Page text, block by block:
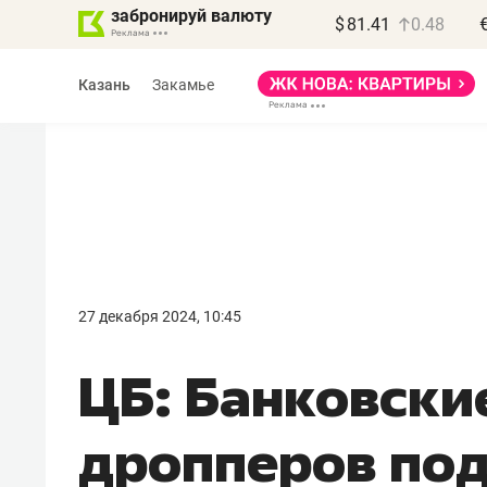
забронируй валюту $ 81.41 0.48
Казань Закамье
27 декабря 2024, 10:45
ЦБ:
дропперов
правил, бизнес может
потерять минимум